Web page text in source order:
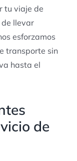
tu viaje de
de llevar
esforzamos
transporte sin
hasta el
de